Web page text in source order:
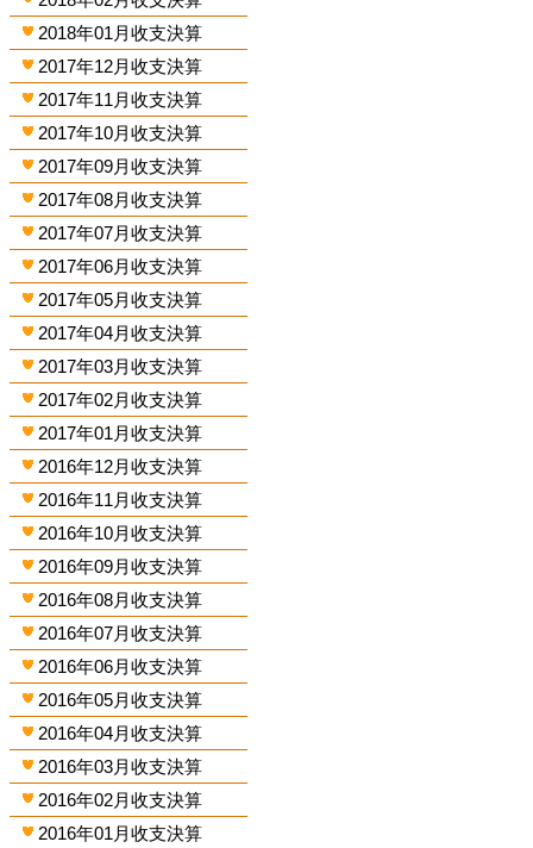
2018年01月收支決算
2017年12月收支決算
2017年11月收支決算
2017年10月收支決算
2017年09月收支決算
2017年08月收支決算
2017年07月收支決算
2017年06月收支決算
2017年05月收支決算
2017年04月收支決算
2017年03月收支決算
2017年02月收支決算
2017年01月收支決算
2016年12月收支決算
2016年11月收支決算
2016年10月收支決算
2016年09月收支決算
2016年08月收支決算
2016年07月收支決算
2016年06月收支決算
2016年05月收支決算
2016年04月收支決算
2016年03月收支決算
2016年02月收支決算
2016年01月收支決算